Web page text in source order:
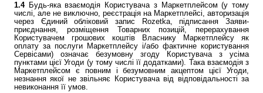
1.4Будь-яка взаємодія Користувача з Маркетплейсом (у тому
числі, але не виключно, реєстрація на Маркетплейсі, авторизація
через Єдиний обліковий запис Rozetka, підписання Заяви-
приєднання, розміщення Товарних позицій, перерахування
Користувачем грошових коштів Власнику Маркетплейсу як
оплату за послуги Маркетплейсу і/або фактичне користування
Сервісами) означає безумовну згоду Користувача з усіма
пунктами цієї Угоди (у тому числі її додатками). Така взаємодія з
Маркетплейсом є повним і безумовним акцептом цієї Угоди,
незнання якої не звільняє Користувача від відповідальності за
невиконання її умов.